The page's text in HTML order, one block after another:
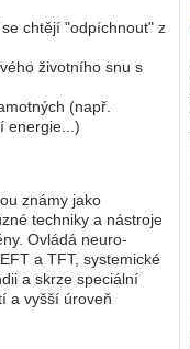
chtějí "odpíchnout" z
životního snu s
(např.
energie...)
známy jako
techniky a nástroje
Ovládá neuro-
a TFT, systemické
a skrze speciální
a vyšší úroveň